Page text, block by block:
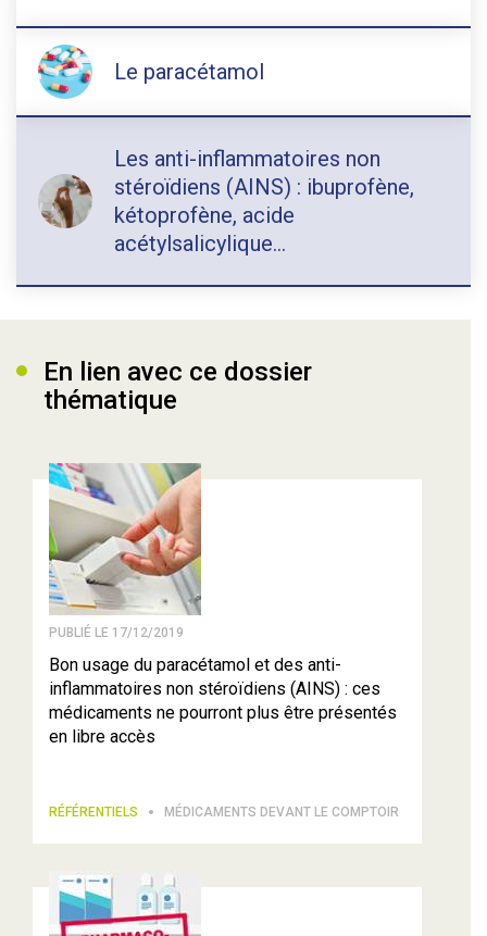
Le paracétamol
Les anti-inflammatoires non
stéroïdiens (AINS) : ibuprofène,
kétoprofène, acide
acétylsalicylique…
En lien avec ce dossier
thématique
PUBLIÉ LE 17/12/2019
Bon usage du paracétamol et des anti-
inflammatoires non stéroïdiens (AINS) : ces
médicaments ne pourront plus être présentés
en libre accès
RÉFÉRENTIELS MÉDICAMENTS DEVANT LE COMPTOIR